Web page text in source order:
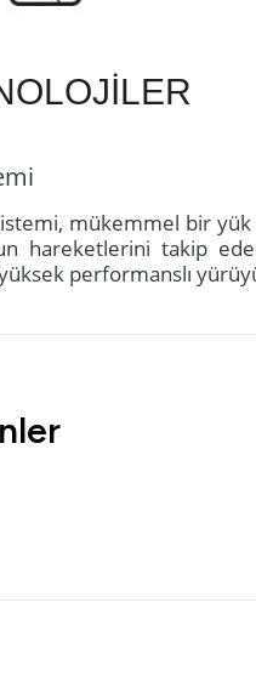
mükemmel bir yük
hareketlerini takip
performanslı